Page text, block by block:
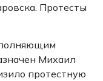
Протесты
Михаил
протестную